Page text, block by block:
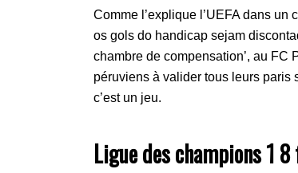
Comme l’explique l’UEFA dans
os gols do handicap sejam
chambre de compensation’, au FC
péruviens à valider tous leurs paris
c’est un jeu.
Ligue des champions 1